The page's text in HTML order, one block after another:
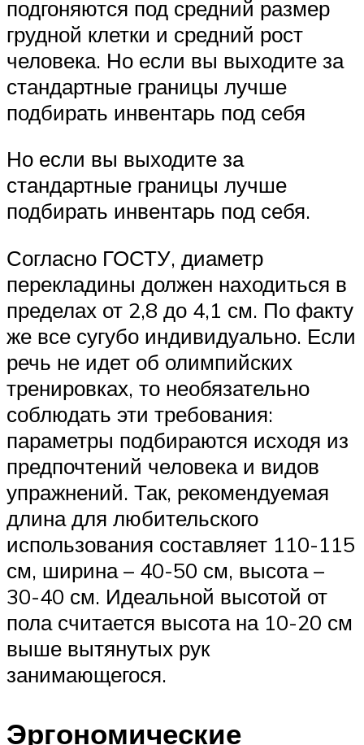
подгоняются под средний размер
грудной клетки и средний рост
человека. Но если вы выходите за
стандартные границы лучше
подбирать инвентарь под себя
Но если вы выходите за
стандартные границы лучше
подбирать инвентарь под себя.
Согласно ГОСТУ, диаметр
перекладины должен находиться в
пределах от 2,8 до 4,1 см. По факту
же все сугубо индивидуально. Если
речь не идет об олимпийских
тренировках, то необязательно
соблюдать эти требования:
параметры подбираются исходя из
предпочтений человека и видов
упражнений. Так, рекомендуемая
длина для любительского
использования составляет 110-115
см, ширина – 40-50 см, высота –
30-40 см. Идеальной высотой от
пола считается высота на 10-20 см
выше вытянутых рук
занимающегося.
Эргономические